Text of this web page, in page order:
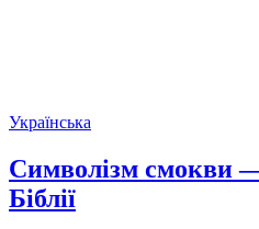
Українська
Символізм смокви
Біблії